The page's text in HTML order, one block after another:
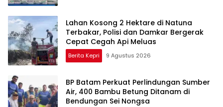
Lahan Kosong 2 Hektare di Natuna
Terbakar, Polisi dan Damkar Bergerak
Cepat Cegah Api Meluas
Berita Kepri 9 Agustus 2026
BP Batam Perkuat Perlindungan Sumber
Air, 400 Bambu Betung Ditanam di
Bendungan Sei Nongsa